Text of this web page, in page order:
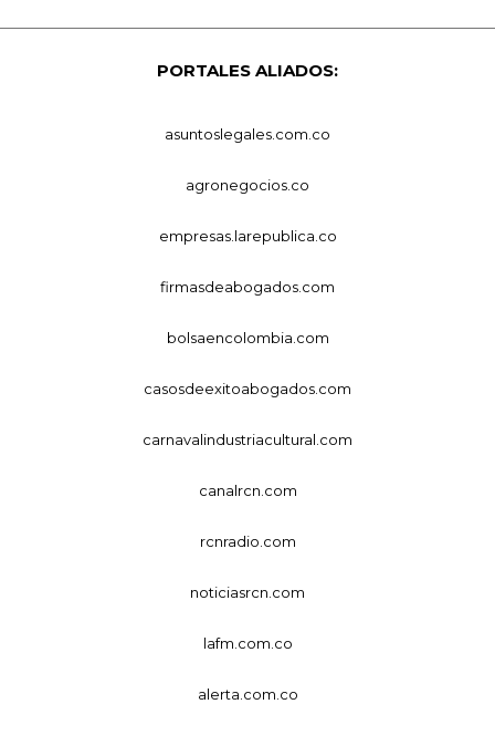
PORTALES ALIADOS:
asuntoslegales.com.co
agronegocios.co
empresas.larepublica.co
firmasdeabogados.com
bolsaencolombia.com
casosdeexitoabogados.com
carnavalindustriacultural.com
canalrcn.com
rcnradio.com
noticiasrcn.com
lafm.com.co
alerta.com.co